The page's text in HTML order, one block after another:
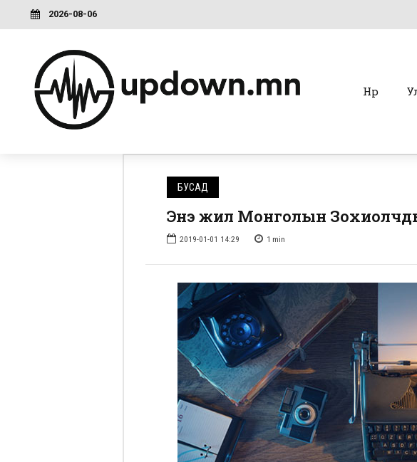
2026-08-06
Нүүр
БУСАД
Энэ жил Монголын
2019-01-01 14:29 1 min